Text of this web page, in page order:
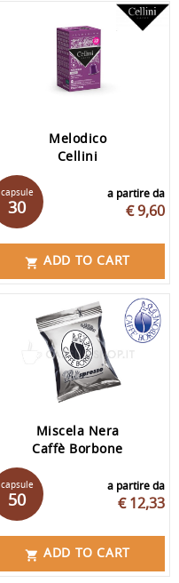
Melodico
Cellini
a partire da
€ 9,60
capsule
30
 ADD TO CART
Miscela Nera
Caffè Borbone
a partire da
€ 12,33
capsule
50
 ADD TO CART